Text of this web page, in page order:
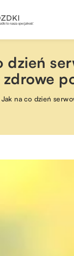
dzień
Jak na co dzień